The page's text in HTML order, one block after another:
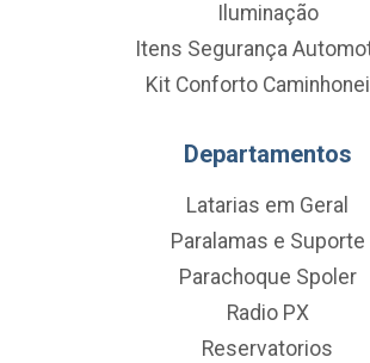
Iluminação
Itens Segurança
Kit Conforto
Departamentos
Latarias em Geral
Paralamas e Suporte
Parachoque Spoler
Radio PX
Reservatorios